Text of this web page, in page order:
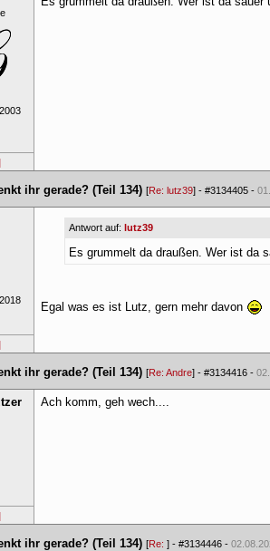
ihr gerade? (Teil 134) [Re: lutz39] - #3134405 -
Antwort auf: lutz39
Es grummelt da draußen. Wer ist da
Egal was es ist Lutz, gern mehr davon
ihr gerade? (Teil 134) [Re: Andre] - #3134416 -
Ach komm, geh wech....
ihr gerade? (Teil 134) [Re: ] - #3134446 -